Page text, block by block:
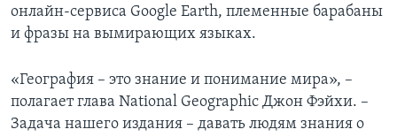
онлайн-сервиса Google Earth, племенные барабаны
и фразы на вымирающих языках.
«География – это знание и понимание мира», –
полагает глава National Geographic Джон Фэйхи. –
Задача нашего издания – давать людям знания о